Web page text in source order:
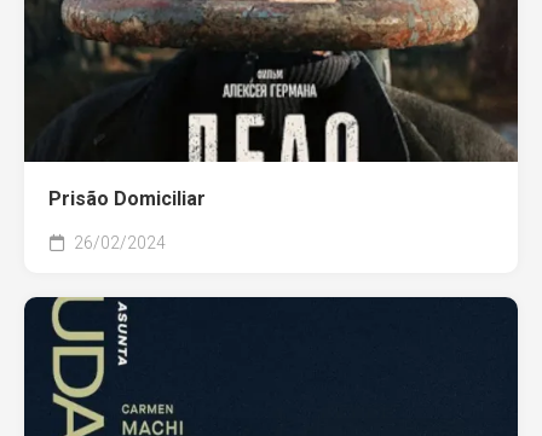
Prisão Domiciliar
26/02/2024